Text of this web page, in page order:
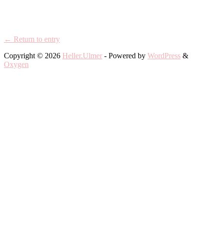
← Return to entry
Copyright © 2026 Heller.Ulmer - Powered by WordPress &
Oxygen